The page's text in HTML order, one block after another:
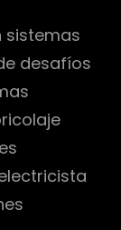
sistemas
desafíos